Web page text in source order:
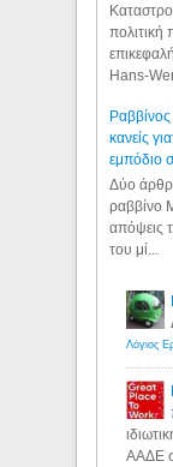
πολιτική
Hans-
κανείς
εμπόδιο
Δύο
ραββίνο
απόψεις
του μί...
ΑΑΔΕ